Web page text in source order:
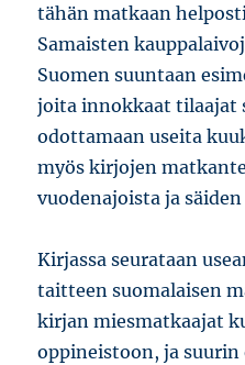
tähän matkaan
Samaisten
Suomen suuntaan
joita innokkaat tilaajat
odottamaan useita
myös kirjojen
vuodenajoista ja
Kirjassa seurataan
taitteen suomalaisen
kirjan miesmatkaajat
oppineistoon, ja suurin